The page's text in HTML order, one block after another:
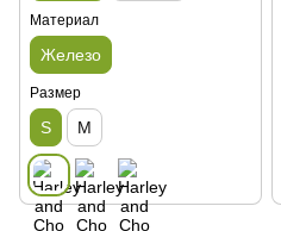
Материал
Железо
Размер
S M